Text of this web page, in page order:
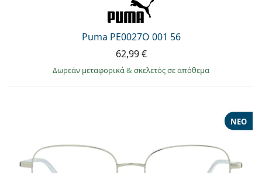
Puma PE0027O 001 56
62,99 €
Δωρεάν μεταφορικά& σκελετός σε απόθεμα
ΝΈΟ